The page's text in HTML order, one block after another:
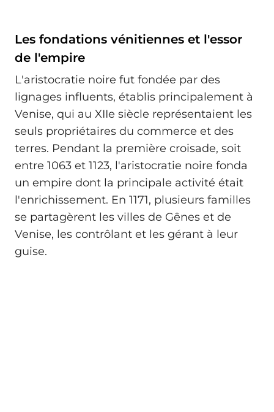
Les fondations vénitiennes et l'essor
de l'empire
L'aristocratie noire fut fondée par des
lignages influents, établis principalement à
Venise, qui au XIIe siècle représentaient les
seuls propriétaires du commerce et des
terres. Pendant la première croisade, soit
entre 1063 et 1123, l'aristocratie noire fonda
un empire dont la principale activité était
l'enrichissement. En 1171, plusieurs familles
se partagèrent les villes de Gênes et de
Venise, les contrôlant et les gérant à leur
guise.